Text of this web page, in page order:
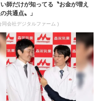
い師だけが知ってる〝お金が増え
共通点〟」
同会社デジタルファーム )